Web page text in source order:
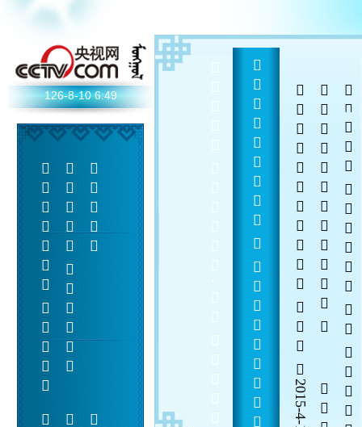
126-8-106:49
     -       
2015-4-1